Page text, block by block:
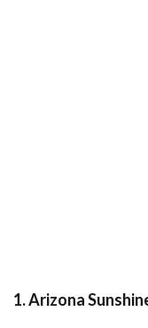
資ROI
1. Arizona